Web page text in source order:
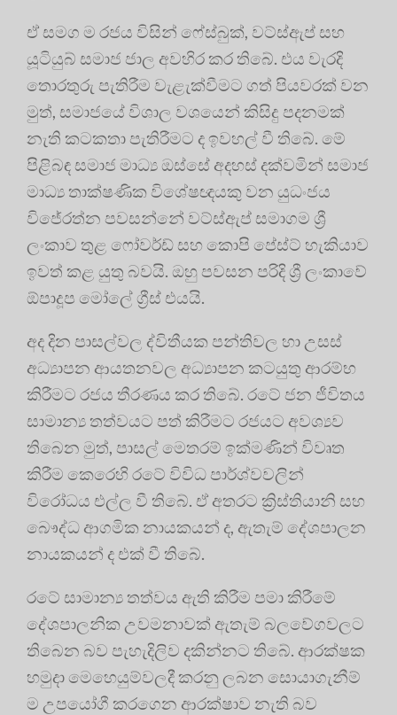
ඒ සමග ම රජය විසින් ෆේස්බුක්, වට්ස්ඇප් සහ
යූටියුබ් සමාජ ජාල අවහිර කර තිබේ. එය වැරදි
තොරතුරු පැතිරීම වැළැක්වීමට ගත් පියවරක් වන
මුත්, සමාජයේ විශාල වශයෙන් කිසිදු පදනමක්
නැති කටකතා පැතිරීමට ද ඉවහල් වී තිබේ. මේ
පිළිබඳ සමාජ මාධ්‍ය ඔස්සේ අදහස් දක්වමින් සමාජ
මාධ්‍ය තාක්ෂණික විශේෂඥයකු වන යුධංජය
විජේරත්න පවසන්නේ වට්ස්ඇප් සමාගම ශ්‍රී
ලංකාව තුළ ෆෝවර්ඩ් සහ කොපි පේස්ට් හැකියාව
ඉවත් කළ යුතු බවයි. ඔහු පවසන පරිදි ශ්‍රී ලංකාවේ
ඕපාදූප මෝලේ ග්‍රීස් එයයි.
අද දින පාසල්වල ද්විතීයක පන්තිවල හා උසස්
අධ්‍යාපන ආයතනවල අධ්‍යාපන කටයුතු ආරම්භ
කිරීමට රජය තීරණය කර තිබේ. රටේ ජන ජීවිතය
සාමාන්‍ය තත්වයට පත් කිරීමට රජයට අවශ්‍යව
තිබෙන මුත්, පාසල් මෙතරම් ඉක්මණින් විවෘත
කිරීම කෙරෙහි රටේ විවිධ පාර්ශ්වවලින්
විරෝධය එල්ල වී තිබේ. ඒ අතරට ක්‍රිස්තියානි සහ
බෞද්ධ ආගමික නායකයන් ද, ඇතැම් දේශපාලන
නායකයන් ද එක් වී තිබේ.
රටේ සාමාන්‍ය තත්වය ඇති කිරීම පමා කිරීමේ
දේශපාලනික උවමනාවක් ඇතැම් බලවේගවලට
තිබෙන බව පැහැදිලිව දකින්නට තිබේ. ආරක්ෂක
හමුදා මෙහෙයුම්වලදී කරනු ලබන සොයාගැනීම්
ම උපයෝගී කරගෙන ආරක්ෂාව නැති බව